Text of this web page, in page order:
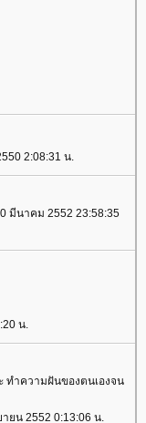
2:08:31 น.
มีนาคม 2552 23:58:35
น.
ำความฝันของตนเองจน
ยน 2552 0:13:06 น.